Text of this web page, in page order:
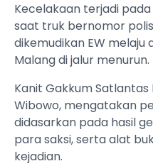
Kecelakaan terjadi pada
saat truk bernomor
dikemudikan EW melaju
Malang di jalur menurun.
Kanit Gakkum Satlantas
Wibowo, mengatakan
didasarkan pada hasil
para saksi, serta alat
kejadian.